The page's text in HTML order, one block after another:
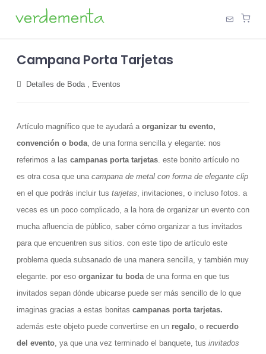
Campana Porta Tarjetas
Detalles de Boda Eventos
Artículo magnífico que te ayudará a organizar tu evento,
convención o boda , de una forma sencilla y elegante: nos
referimos a las campanas porta tarjetas . este bonito artículo no
es otra cosa que una campana de metal con forma de elegante clip
en el que podrás incluir tus tarjetas , invitaciones, o incluso fotos. a
veces es un poco complicado, a la hora de organizar un evento con
mucha afluencia de público, saber cómo organizar a tus invitados
para que encuentren sus sitios. con este tipo de artículo este
problema queda subsanado de una manera sencilla, y también muy
elegante. por eso organizar tu boda de una forma en que tus
invitados sepan dónde ubicarse puede ser más sencillo de lo que
imaginas gracias a estas bonitas campanas porta tarjetas.
además este objeto puede convertirse en un regalo , o recuerdo
del evento , ya que una vez terminado el banquete, tus invitados